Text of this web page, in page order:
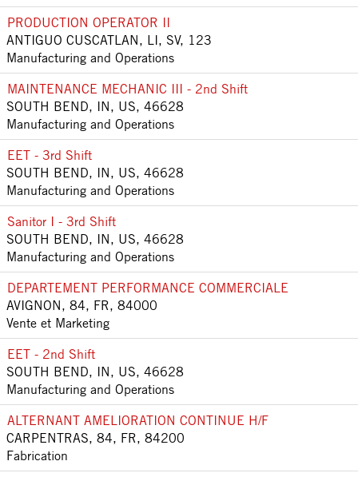
PRODUCTION OPERATOR II
ANTIGUO CUSCATLAN, LI, SV, 123
Manufacturing and Operations
MAINTENANCE MECHANIC III - 2nd Shift
SOUTH BEND, IN, US, 46628
Manufacturing and Operations
EET - 3rd Shift
SOUTH BEND, IN, US, 46628
Manufacturing and Operations
Sanitor I - 3rd Shift
SOUTH BEND, IN, US, 46628
Manufacturing and Operations
DEPARTEMENT PERFORMANCE COMMERCIALE
AVIGNON, 84, FR, 84000
Vente et Marketing
EET - 2nd Shift
SOUTH BEND, IN, US, 46628
Manufacturing and Operations
ALTERNANT AMELIORATION CONTINUE H/F
CARPENTRAS, 84, FR, 84200
Fabrication